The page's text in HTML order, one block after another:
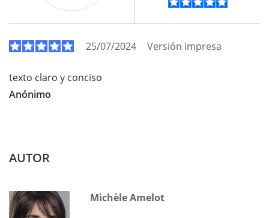
25/07/2024 Versión impresa
texto claro y conciso
Anónimo
AUTOR
Michèle Amelot